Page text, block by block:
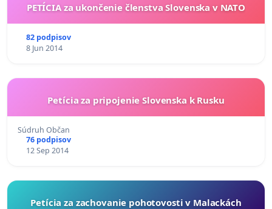
PETÍCIA za ​ukončenie členstva Slovenska v NATO
82 podpisov
8 Jun 2014
Petícia za pripojenie Slovenska k Rusku
Súdruh Občan
76 podpisov
12 Sep 2014
Petícia za zachovanie pohotovosti v Malackách